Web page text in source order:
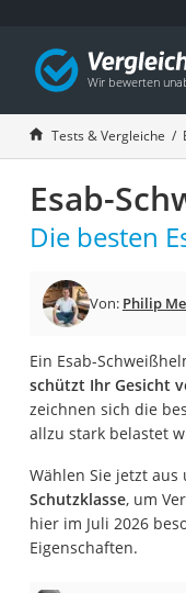
Tests & Vergleiche
Esab-
Die besten
Von: Philip
Ein Esab-
schützt Ihr Gesicht
zeichnen sich die
allzu stark belastet
Wählen Sie jetzt
Schutzklasse, um
hier im Juli 2026
Eigenschaften.